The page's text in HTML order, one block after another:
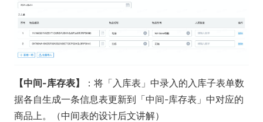
【中间-库存表】
：将「入库表」中录入的入库子表单数
据各自生成一条信息表更新到「中间-库存表」中对应的
商品上。（中间表的设计后文讲解）